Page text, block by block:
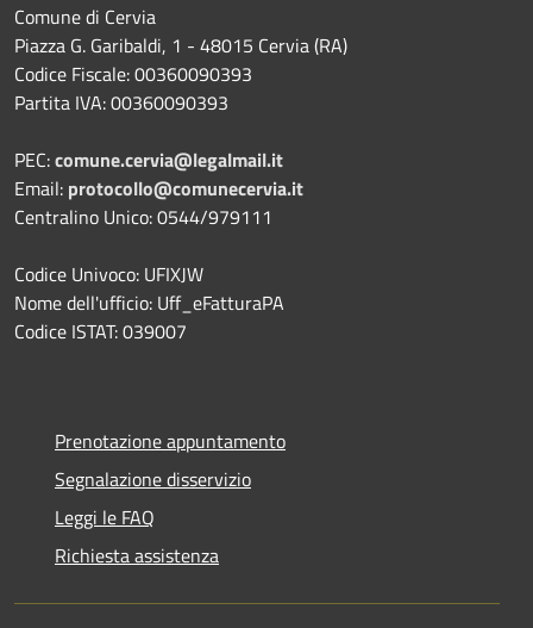
Comune di Cervia
Piazza G. Garibaldi, 1 - 48015 Cervia (RA)
Codice Fiscale: 00360090393
Partita IVA: 00360090393
PEC:comune.cervia@legalmail.it
Email: protocollo@comunecervia.it
Centralino Unico: 0544/979111
Codice Univoco: UFIXJW
Nome dell'ufficio: Uff_eFatturaPA
Codice ISTAT: 039007
Prenotazione appuntamento
Segnalazione disservizio
Leggi le FAQ
Richiesta assistenza